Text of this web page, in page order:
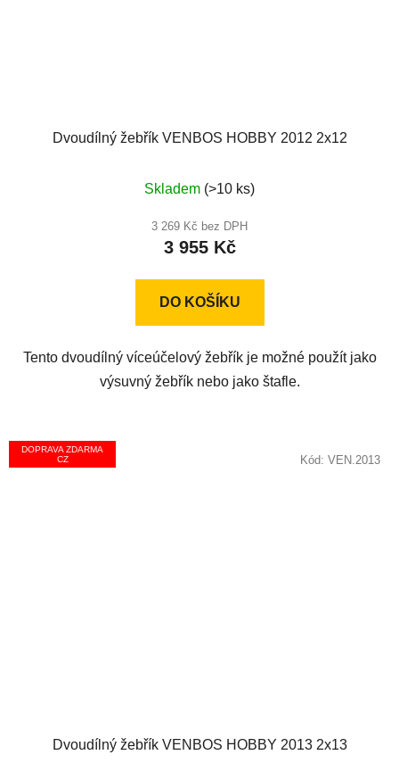
Dvoudílný žebřík VENBOS HOBBY 2012 2x12
hodnocení
produktu
je
z
Skladem (>10 ks)
3 269 Kč bez DPH
3 955 Kč
DO KOŠÍKU
Tento dvoudílný víceúčelový žebřík je možné použít jako
výsuvný žebřík nebo jako štafle.
DOPRAVA ZDARMA
CZ
Dvoudílný žebřík VENBOS HOBBY 2013 2x13
Kód: VEN.2013